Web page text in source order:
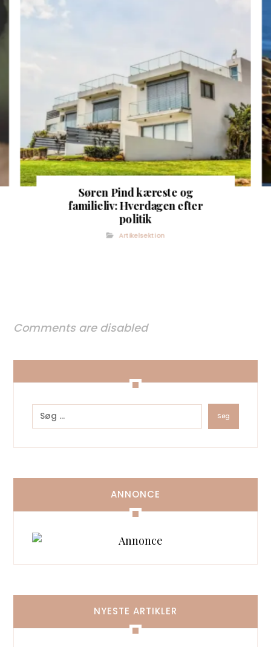
Søren Pind kæreste og
familieliv: Hverdagen efter
politik
Artikelsektion
Comments are disabled
ANNONCE
NYESTE ARTIKLER